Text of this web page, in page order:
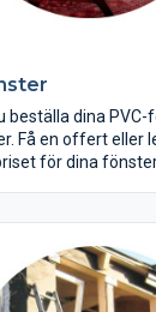
beställa dina
Få en offert eller
för dina